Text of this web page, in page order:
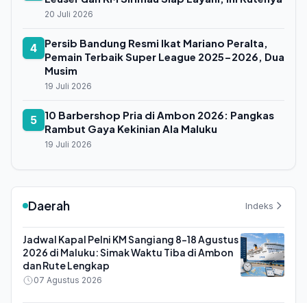
20 Juli 2026
4
Persib Bandung Resmi Ikat Mariano Peralta,
Pemain Terbaik Super League 2025-2026, Dua
Musim
19 Juli 2026
5
10 Barbershop Pria di Ambon 2026: Pangkas
Rambut Gaya Kekinian Ala Maluku
19 Juli 2026
Daerah Indeks
Jadwal Kapal Pelni KM Sangiang 8-18 Agustus
2026 di Maluku: Simak Waktu Tiba di Ambon
dan Rute Lengkap
07 Agustus 2026